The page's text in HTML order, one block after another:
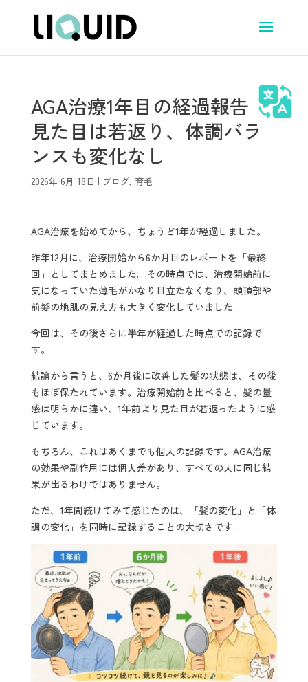
AGA治療1年目の経過報告｜
見た目は若返り、体調バラ
ンスも変化なし
2026年 6月 18日 | ブログ, 育毛
AGA治療を始めてから、ちょうど1年が経過しました。
昨年12月に、治療開始から6か月目のレポートを「最終
回」としてまとめました。その時点では、治療開始前に
気になっていた薄毛がかなり目立たなくなり、頭頂部や
前髪の地肌の見え方も大きく変化していました。
今回は、その後さらに半年が経過した時点での記録で
す。
結論から言うと、6か月後に改善した髪の状態は、その後
もほぼ保たれています。治療開始前と比べると、髪の量
感は明らかに違い、1年前より見た目が若返ったように感
じています。
もちろん、これはあくまでも個人の記録です。AGA治療
の効果や副作用には個人差があり、すべての人に同じ結
果が出るわけではありません。
ただ、1年間続けてみて感じたのは、「髪の変化」と「体
調の変化」を同時に記録することの大切さです。